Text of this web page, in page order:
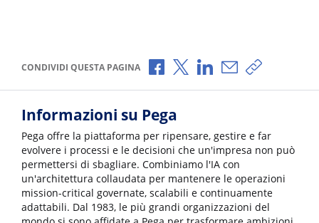
CONDIVIDI QUESTA PAGINA Condividi via Facebook
Condividi via X
Condividi via
Condividi via e-
Copia link
Informazioni su Pega
Pega offre la piattaforma per ripensare, gestire e far
evolvere i processi e le decisioni che un'impresa non può
permettersi di sbagliare. Combiniamo l'IA con
un'architettura collaudata per mantenere le operazioni
mission-critical governate, scalabili e continuamente
adattabili. Dal 1983, le più grandi organizzazioni del